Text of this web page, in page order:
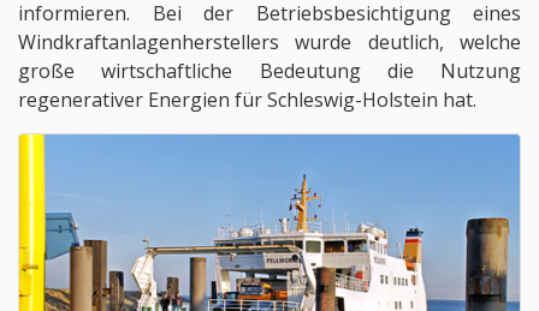
informieren. Bei der Betriebsbesichtigung eines
Windkraftanlagenherstellers wurde deutlich, welche
große wirtschaftliche Bedeutung die Nutzung
regenerativer Energien für Schleswig-Holstein hat.